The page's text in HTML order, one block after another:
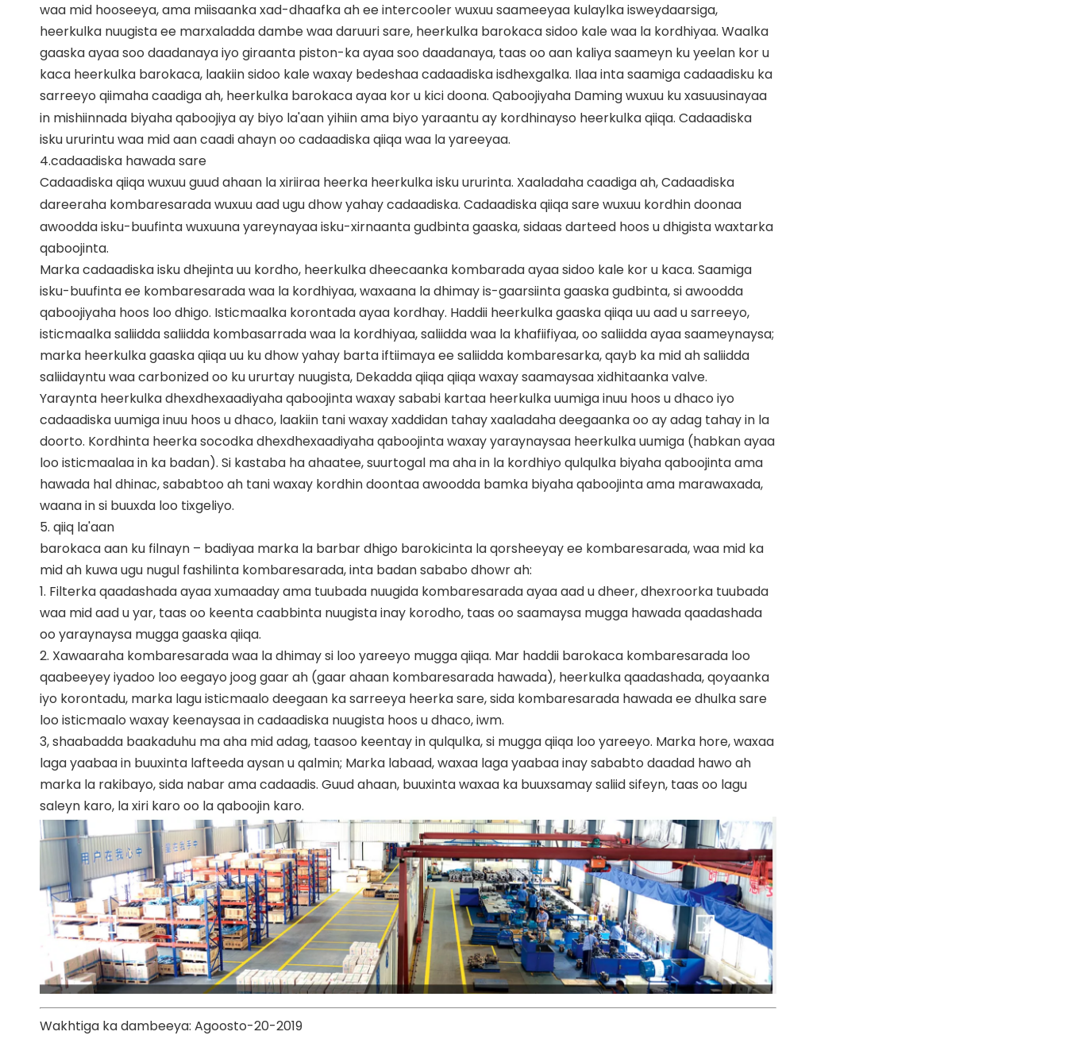
waa mid hooseeya, ama miisaanka xad-dhaafka ah ee intercooler wuxuu saameeyaa kulaylka isweydaarsiga,
heerkulka nuugista ee marxaladda dambe waa daruuri sare, heerkulka barokaca sidoo kale waa la kordhiyaa. Waalka
gaaska ayaa soo daadanaya iyo giraanta piston-ka ayaa soo daadanaya, taas oo aan kaliya saameyn ku yeelan kor u
kaca heerkulka barokaca, laakiin sidoo kale waxay bedeshaa cadaadiska isdhexgalka. Ilaa inta saamiga cadaadisku ka
sarreeyo qiimaha caadiga ah, heerkulka barokaca ayaa kor u kici doona. Qaboojiyaha Damingwuxuu ku xasuusinayaa
in mishiinnada biyaha qaboojiya ay biyo la'aan yihiin ama biyo yaraantu ay kordhinayso heerkulka qiiqa. Cadaadiska
isku ururintu waa mid aan caadi ahayn oo cadaadiska qiiqa waa la yareeyaa.
4.cadaadiska hawada sare
Cadaadiska qiiqa wuxuu guud ahaan la xiriiraa heerka heerkulka isku ururinta. Xaaladaha caadiga ah,Cadaadiska
dareeraha kombaresaradawuxuu aad ugu dhow yahay cadaadiska. Cadaadiska qiiqa sare wuxuu kordhin doonaa
awoodda isku-buufinta wuxuuna yareynayaa isku-xirnaanta gudbinta gaaska, sidaas darteed hoos u dhigista waxtarka
qaboojinta.
Marka cadaadiska isku dhejinta uu kordho, heerkulka dheecaanka kombarada ayaa sidoo kale kor u kaca. Saamiga
isku-buufinta ee kombaresarada waa la kordhiyaa, waxaana la dhimay is-gaarsiinta gaaska gudbinta, si awoodda
qaboojiyaha hoos loo dhigo. Isticmaalka korontada ayaa kordhay. Haddii heerkulka gaaska qiiqa uu aad u sarreeyo,
isticmaalka saliidda saliidda kombasarrada waa la kordhiyaa, saliidda waa la khafiifiyaa, oo saliidda ayaa saameynaysa;
marka heerkulka gaaska qiiqa uu ku dhow yahay barta iftiimaya ee saliidda kombaresarka, qayb ka mid ah saliidda
saliidayntu waa carbonized oo ku ururtay nuugista, Dekadda qiiqa qiiqa waxay saamaysaa xidhitaanka valve.
Yaraynta heerkulka dhexdhexaadiyaha qaboojinta waxay sababi kartaa heerkulka uumiga inuu hoos u dhaco iyo
cadaadiska uumiga inuu hoos u dhaco, laakiin tani waxay xaddidan tahay xaaladaha deegaanka oo ay adag tahay in la
doorto. Kordhinta heerka socodka dhexdhexaadiyaha qaboojinta waxay yaraynaysaa heerkulka uumiga (habkan ayaa
loo isticmaalaa in ka badan). Si kastaba ha ahaatee, suurtogal ma aha in la kordhiyo qulqulka biyaha qaboojinta ama
hawada hal dhinac, sababtoo ah tani waxay kordhin doontaa awoodda bamka biyaha qaboojinta ama marawaxada,
waana in si buuxda loo tixgeliyo.
5. qiiq la'aan
barokaca aan ku filnayn – badiyaa marka la barbar dhigo barokicinta la qorsheeyay ee kombaresarada, waa mid ka
mid ah kuwa ugu nugul fashilinta kombaresarada, inta badan sababo dhowr ah:
1. Filterka qaadashada ayaa xumaaday ama tuubada nuugida kombaresarada ayaa aad u dheer, dhexroorka tuubada
waa mid aad u yar, taas oo keenta caabbinta nuugista inay korodho, taas oo saamaysa mugga hawada qaadashada
oo yaraynaysa mugga gaaska qiiqa.
2. Xawaaraha kombaresarada waa la dhimay si loo yareeyo mugga qiiqa. Mar haddii barokaca kombaresarada loo
qaabeeyey iyadoo loo eegayo joog gaar ah (gaar ahaan kombaresarada hawada), heerkulka qaadashada, qoyaanka
iyo korontadu, marka lagu isticmaalo deegaan ka sarreeya heerka sare, sida kombaresarada hawada ee dhulka sare
loo isticmaalo waxay keenaysaa in cadaadiska nuugista hoos u dhaco, iwm.
3, shaabadda baakaduhu ma aha mid adag, taasoo keentay in qulqulka, si mugga qiiqa loo yareeyo. Marka hore, waxaa
laga yaabaa in buuxinta lafteeda aysan u qalmin; Marka labaad, waxaa laga yaabaa inay sababto daadad hawo ah
marka la rakibayo, sida nabar ama cadaadis. Guud ahaan, buuxinta waxaa ka buuxsamay saliid sifeyn, taas oo lagu
saleyn karo, la xiri karo oo la qaboojin karo.
Wakhtiga ka dambeeya: Agoosto-20-2019